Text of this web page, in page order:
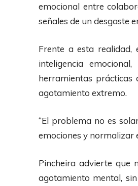
emocional entre
señales de un desgaste
Frente a esta realidad,
inteligencia
herramientas prácticas
agotamiento extremo.
“El problema no es
emociones y normalizar
Pincheira advierte que
agotamiento mental,